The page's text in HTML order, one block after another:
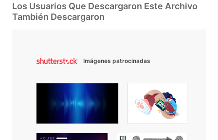
Los Usuarios Que Descargaron Este Archivo
También Descargaron
Imágenes patrocinadas